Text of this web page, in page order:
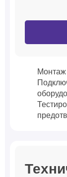
Монтаж